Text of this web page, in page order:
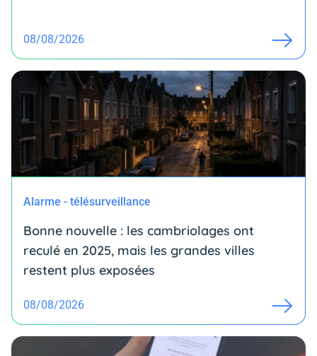
08/08/2026
Alarme - télésurveillance
Bonne nouvelle : les cambriolages ont
reculé en 2025, mais les grandes villes
restent plus exposées
08/08/2026